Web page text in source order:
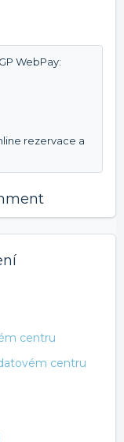
WebPay:
rezervace a
centru
centru